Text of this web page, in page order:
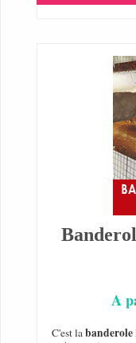
A
C'est labanderole